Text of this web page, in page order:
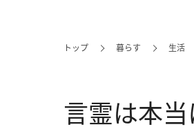
トップ 暮らす 生活
言霊は本